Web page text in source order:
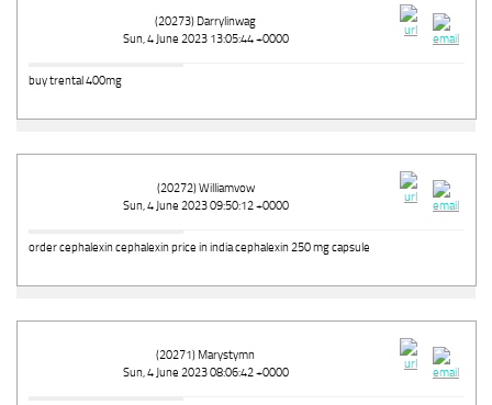
(20273) Darrylinwag
Sun, 4 June 2023 13:05:44 +0000
buy trental 400mg
(20272) Williamvow
Sun, 4 June 2023 09:50:12 +0000
order cephalexin cephalexin price in india cephalexin 250 mg capsule
(20271) Marystymn
Sun, 4 June 2023 08:06:42 +0000